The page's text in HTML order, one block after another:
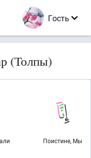
Гость
(Толпы)
Поистине, Мы